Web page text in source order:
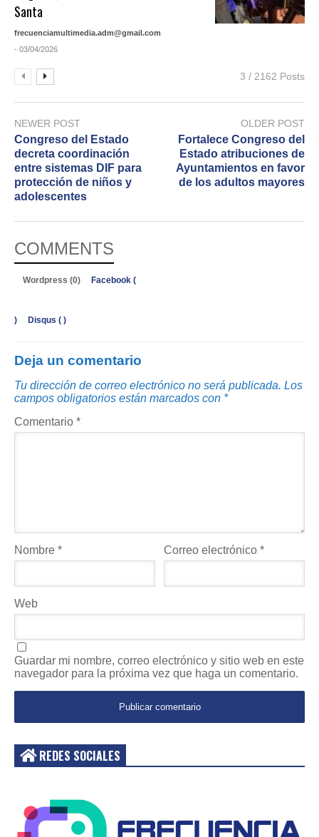
Santa
frecuenciamultimedia.adm@gmail.com
- 03/04/2026
3 / 2162 Posts
NEWER POST
Congreso del Estado
decreta coordinación
entre sistemas DIF para
protección de niños y
adolescentes
OLDER POST
Fortalece Congreso del
Estado atribuciones de
Ayuntamientos en favor
de los adultos mayores
COMMENTS
Wordpress (0) Facebook (
) Disqus ( )
Deja un comentario
Tu dirección de correo electrónico no será publicada. Los
campos obligatorios están marcados con *
Comentario *
Nombre * Correo electrónico*
Web
Guardar mi nombre, correo electrónico y sitio web en este
navegador para la próxima vez que haga un comentario.
REDES SOCIALES